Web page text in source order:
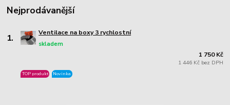
Nejprodávanější
1. Ventilace na boxy 3 rychlostní
skladem
TOP produkt Novinka
1 750 Kč
1 446 Kč bez DPH